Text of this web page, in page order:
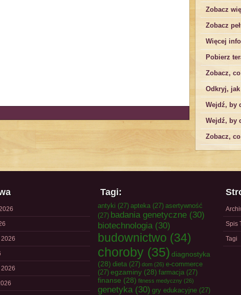
Zobacz
Zobacz
Więcej
Pobierz
Zobacz,
Odkryj, jak
Wejdź, by
Wejdź, by
Zobacz,
Tagi:
antyki (27) apteka (27) asertywność
(27) badania genetyczne (30)
biotechnologia(30)
budownictwo (34)
choroby (35) diagnostyka
(28) dieta (27) dom (26) e-commerce
(27) egzaminy (28) farmacja (27)
finanse (28) fitness medyczny (26)
genetyka(30) gry edukacyjne (27)
Spis
Tagi